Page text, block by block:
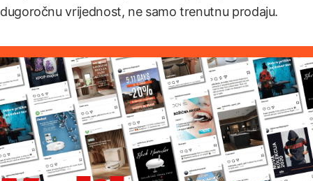
dugoročnu vrijednost, ne samo trenutnu prodaju.